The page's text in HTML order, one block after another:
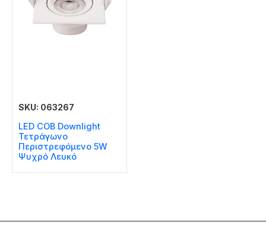
SKU: 063267
LED COB Downlight
Τετράγωνο
Περιστρεφόμενο 5W
Ψυχρό Λευκό